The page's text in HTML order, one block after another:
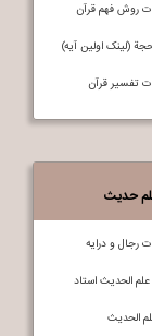
روش فهم قرآن
(لینک اولین آیه)
تفسير قرآن
حدیث
و درایه
الحدیث استاد
الحديث